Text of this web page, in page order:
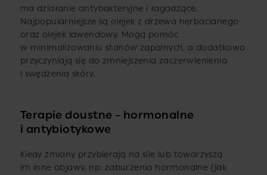
ma działanie antybakteryjne i łagodzące.
Najpopularniejsze są olejek z drzewa herbacianego
oraz olejek lawendowy. Mogą pomóc
w minimalizowaniu stanów zapalnych, a dodatkowo
przyczyniają się do zmniejszenia zaczerwienienia
i swędzenia skóry.
Terapie doustne – hormonalne
i antybiotykowe
Kiedy zmiany przybierają na sile lub towarzyszą
im inne objawy, np. zaburzenia hormonalne (jak